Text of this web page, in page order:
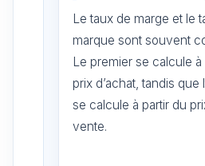
Le taux de marge et le
marque sont souvent
Le premier se calcule à
prix d’achat, tandis
se calcule à partir du
vente.